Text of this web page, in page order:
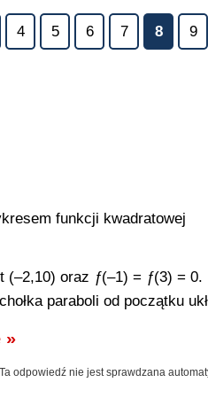
4 5 6 7 8 9
funkcji kwadratowej
(–2,10) oraz ƒ(–1) = ƒ(3) = 0.
paraboli od początku
»
Ta odpowiedź nie jest sprawdzana